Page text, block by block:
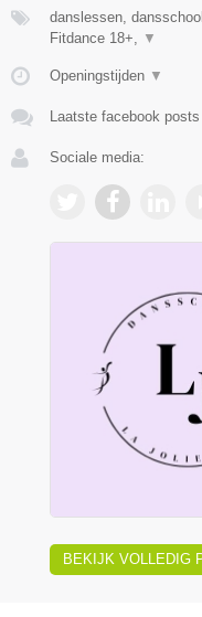
danslessen,
Fitdance 18+,
▼
Openingstijden ▼
Laatste facebook posts
Sociale media:
BEKIJK VOLLEDIG